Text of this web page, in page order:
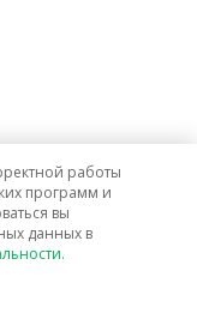
услуг связи в г. о.
работы
программ и
вы
данных в